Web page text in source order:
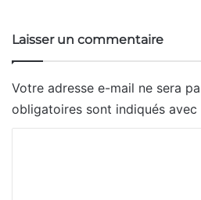
Laisser un commentaire
Votre adresse e-mail ne sera
obligatoires sont indiqués avec